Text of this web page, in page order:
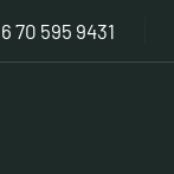
70 595 9431